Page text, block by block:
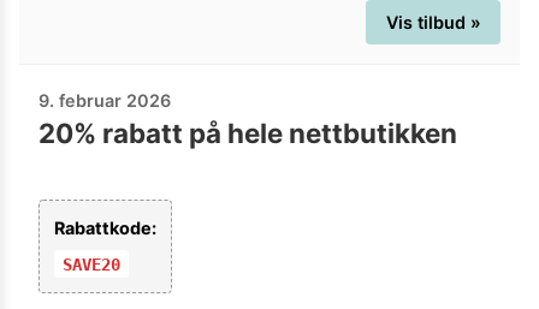
Vis tilbud »
9. februar 2026
20% rabatt på hele nettbutikken
Rabattkode:
SAVE20